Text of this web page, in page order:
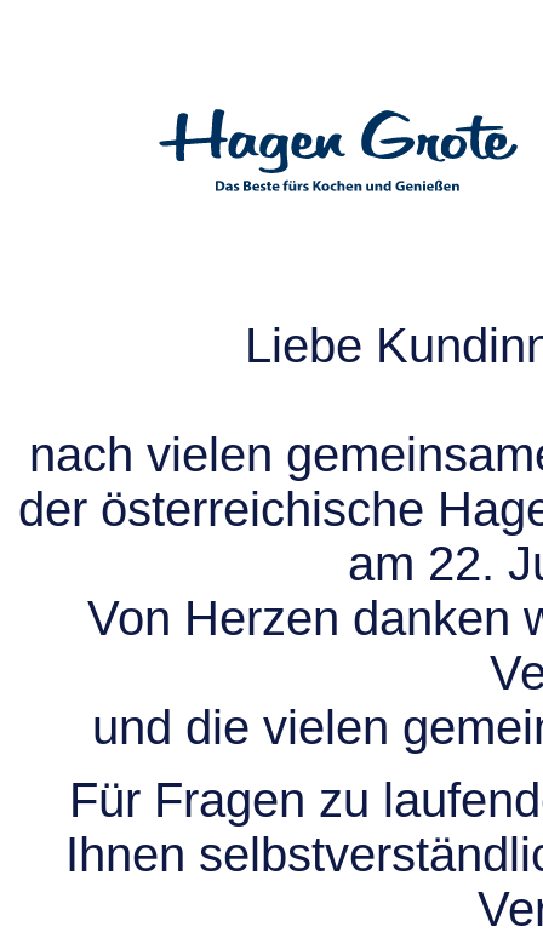
Liebe
nach vielen
der österreichische
am 22.
Von Herzen danken
und die vielen
Für Fragen zu
Ihnen